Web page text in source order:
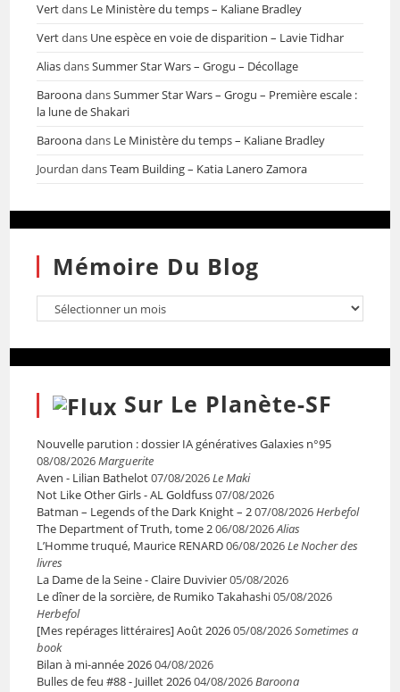
Vertdans Le Ministère du temps – Kaliane Bradley
Vertdans Une espèce en voie de disparition – Lavie Tidhar
AliasdansSummer Star Wars – Grogu – Décollage
BaroonadansSummer Star Wars – Grogu – Première escale :
la lune de Shakari
Baroonadans Le Ministère du temps – Kaliane Bradley
Jourdan dansTeam Building – Katia Lanero Zamora
Mémoire Du Blog
Sur Le Planète-SF
Nouvelle parution : dossier IA génératives Galaxies n°95
08/08/2026Marguerite
Aven - Lilian Bathelot07/08/2026Le Maki
Not Like Other Girls - AL Goldfuss07/08/2026
Batman – Legends of the Dark Knight – 207/08/2026Herbefol
The Department of Truth, tome 206/08/2026Alias
L’Homme truqué, Maurice RENARD06/08/2026Le Nocher des
livres
La Dame de la Seine - Claire Duvivier05/08/2026
Le dîner de la sorcière, de Rumiko Takahashi05/08/2026
Herbefol
[Mes repérages littéraires] Août 202605/08/2026Sometimes a
book
Bilan à mi-année 202604/08/2026
Bulles de feu #88 - Juillet 202604/08/2026Baroona